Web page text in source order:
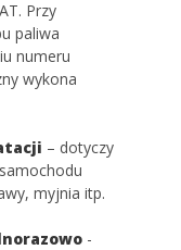
Przy
paliwa
numeru
wykona
– dotyczy
myjnia itp.
-